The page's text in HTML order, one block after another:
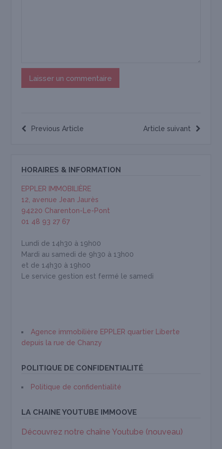
Article suivant
Previous Article
HORAIRES & INFORMATION
EPPLER IMMOBILIÈRE
12, avenue Jean Jaurès
94220 Charenton-Le-Pont
01 48 93 27 67
Lundi de 14h30 à 19h00
Mardi au samedi de 9h30 à 13h00
et de 14h30 à 19h00
Le service gestion est fermé le samedi
Agence immobilière EPPLER quartier Liberte
depuis la rue de Chanzy
POLITIQUE DE CONFIDENTIALITÉ
Politique de confidentialité
LA CHAINE YOUTUBE IMMOOVE
Découvrez notre chaîne Youtube (nouveau)